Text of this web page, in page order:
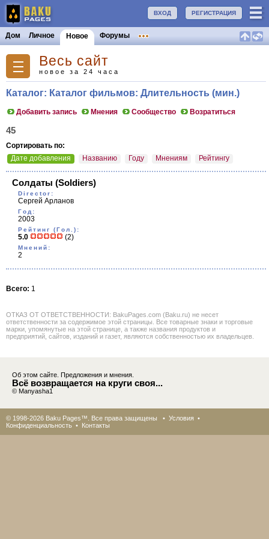
РЕГИСТРАЦИЯ
ВХОД
Дом Личное Новое Форумы
Весь сайт
новое за 24 часа
Каталог: Каталог фильмов: Длительность (мин.)
Добавить запись Мнения Сообщество Возратиться
45
Сортировать по:
Дате добавления
Названию Году Мнениям Рейтингу
Солдаты (Soldiers)
Director:
Сергей Арланов
Год:
2003
Рейтинг (Гол.):
5.0 (2)
Мнений:
2
Всего: 1
ОТКАЗ ОТ ОТВЕТСТВЕННОСТИ: BakuPages.com (Baku.ru) не несет
ответственности за содержимое этой страницы. Все товарные знаки и торговые
марки, упомянутые на этой странице, а также названия продуктов и
предприятий, сайтов, изданий и газет, являются собственностью их владельцев.
Об этом сайте. Предложения и мнения.
Всё возвращается на круги своя...
© Manyasha1
© 1998-2026 Baku Pages™. Все права защищены • Условия •
Конфиденциальность • Контакты